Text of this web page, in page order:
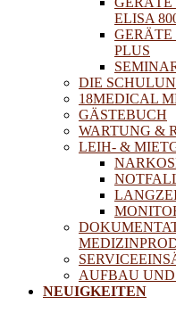
ELISA
PLUS
DIE
18MEDICAL
GÄSTEBUCH
WARTUNG &
LEIH- &
AUFBAU
NEUIGKEITEN